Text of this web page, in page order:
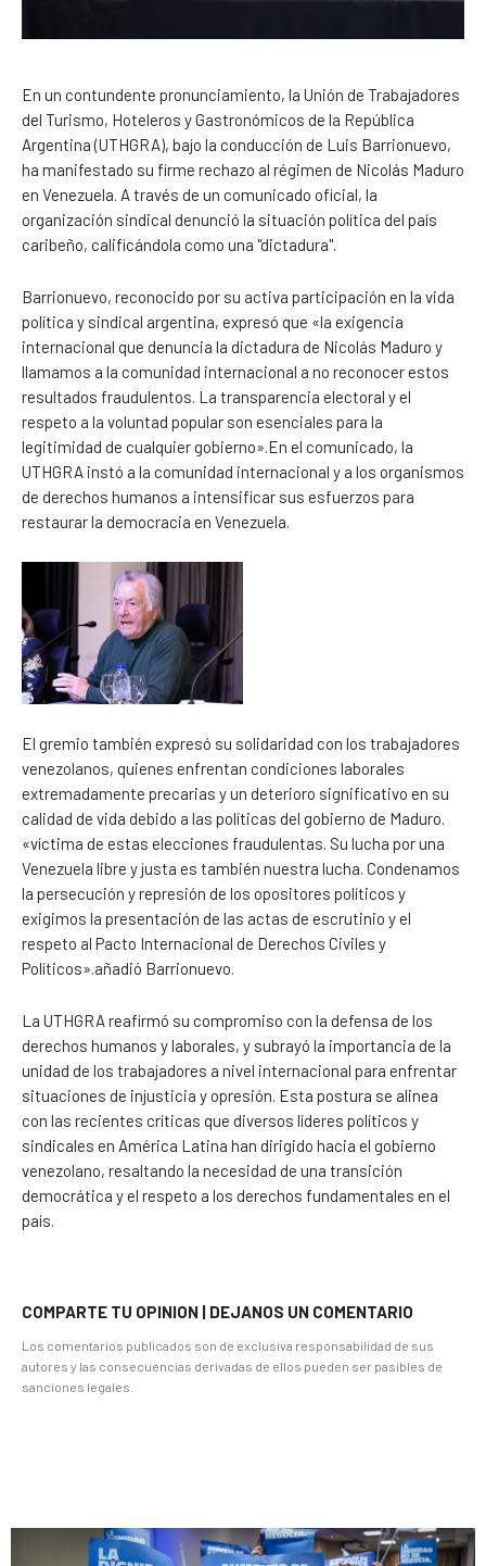
En un contundente pronunciamiento, la Unión de Trabajadores
del Turismo, Hoteleros y Gastronómicos de la República
Argentina (UTHGRA), bajo la conducción de Luis Barrionuevo,
ha manifestado su firme rechazo al régimen de Nicolás Maduro
en Venezuela. A través de un comunicado oficial, la
organización sindical denunció la situación política del país
caribeño, calificándola como una "dictadura".
Barrionuevo, reconocido por su activa participación en la vida
política y sindical argentina, expresó que «la exigencia
internacional que denuncia la dictadura de Nicolás Maduro y
llamamos a la comunidad internacional a no reconocer estos
resultados fraudulentos. La transparencia electoral y el
respeto a la voluntad popular son esenciales para la
legitimidad de cualquier gobierno».En el comunicado, la
UTHGRA instó a la comunidad internacional y a los organismos
de derechos humanos a intensificar sus esfuerzos para
restaurar la democracia en Venezuela.
El gremio también expresó su solidaridad con los trabajadores
venezolanos, quienes enfrentan condiciones laborales
extremadamente precarias y un deterioro significativo en su
calidad de vida debido a las políticas del gobierno de Maduro.
«víctima de estas elecciones fraudulentas. Su lucha por una
Venezuela libre y justa es también nuestra lucha. Condenamos
la persecución y represión de los opositores políticos y
exigimos la presentación de las actas de escrutinio y el
respeto al Pacto Internacional de Derechos Civiles y
Políticos».añadió Barrionuevo.
La UTHGRA reafirmó su compromiso con la defensa de los
derechos humanos y laborales, y subrayó la importancia de la
unidad de los trabajadores a nivel internacional para enfrentar
situaciones de injusticia y opresión. Esta postura se alinea
con las recientes críticas que diversos líderes políticos y
sindicales en América Latina han dirigido hacia el gobierno
venezolano, resaltando la necesidad de una transición
democrática y el respeto a los derechos fundamentales en el
país.
COMPARTE TU OPINION | DEJANOS UN COMENTARIO
Los comentarios publicados son de exclusiva responsabilidad de sus
autores y las consecuencias derivadas de ellos pueden ser pasibles de
sanciones legales.